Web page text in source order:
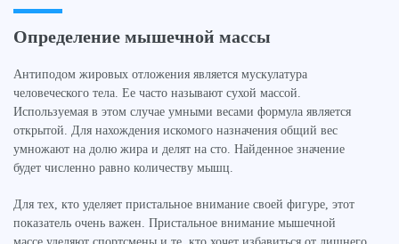
Определение мышечной массы
Антиподом жировых отложения является мускулатура
человеческого тела. Ее часто называют сухой массой.
Используемая в этом случае умными весами формула является
открытой. Для нахождения искомого назначения общий вес
умножают на долю жира и делят на сто. Найденное значение
будет численно равно количеству мышц.
Для тех, кто уделяет пристальное внимание своей фигуре, этот
показатель очень важен. Пристальное внимание мышечной